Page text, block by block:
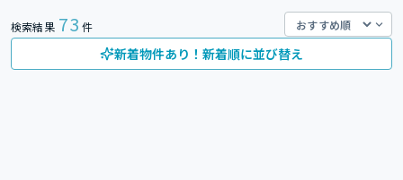
検索結果 73 件
新着物件あり！新着順に並び替え